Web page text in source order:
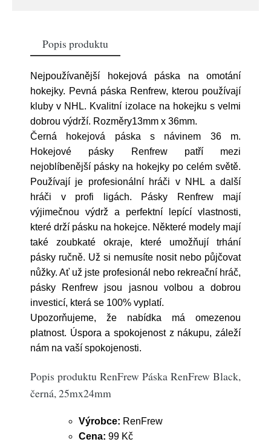
Popis produktu
Nejpoužívanější hokejová páska na omotání
hokejky. Pevná páska Renfrew, kterou používají
kluby v NHL. Kvalitní izolace na hokejku s velmi
dobrou výdrží. Rozměry13mm x 36mm.
Černá hokejová páska s návinem 36 m.
Hokejové pásky Renfrew patří mezi
nejoblíbenější pásky na hokejky po celém světě.
Používají je profesionální hráči v NHL a další
hráči v profi ligách. Pásky Renfrew mají
výjimečnou výdrž a perfektní lepící vlastnosti,
které drží pásku na hokejce. Některé modely mají
také zoubkaté okraje, které umožňují trhání
pásky ručně. Už si nemusíte nosit nebo půjčovat
nůžky. Ať už jste profesionál nebo rekreační hráč,
pásky Renfrew jsou jasnou volbou a dobrou
investicí, která se 100% vyplatí.
Upozorňujeme, že nabídka má omezenou
platnost. Úspora a spokojenost z nákupu, záleží
nám na vaší spokojenosti.
Popis produktu RenFrew Páska RenFrew Black,
černá, 25mx24mm
Výrobce: RenFrew
Cena: 99 Kč